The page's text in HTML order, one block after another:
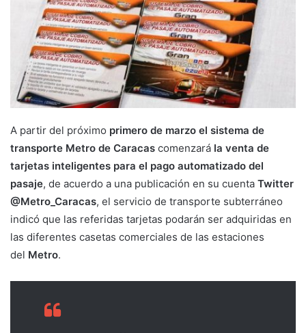
A partir del próximo primero de marzo el sistema de
transporte Metro de Caracas comenzará la venta de
tarjetas inteligentes para el pago automatizado del
pasaje, de acuerdo a una publicación en su cuenta Twitter
@Metro_Caracas, el servicio de transporte subterráneo
indicó que las referidas tarjetas podarán ser adquiridas en
las diferentes casetas comerciales de las estaciones
del Metro.